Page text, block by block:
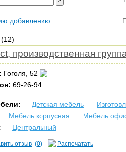
добавлению
(12)
производственная группа
Гоголя, 52
69-26-94
Детская мебель
Мебель корпусная
Мебель
Центральный
отзыв (0) Распечатать